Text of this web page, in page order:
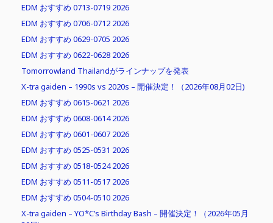
EDM おすすめ 0713-0719 2026
EDM おすすめ 0706-0712 2026
EDM おすすめ 0629-0705 2026
EDM おすすめ 0622-0628 2026
Tomorrowland Thailandがラインナップを発表
X-tra gaiden – 1990s vs 2020s – 開催決定！（2026年08月02日)
EDM おすすめ 0615-0621 2026
EDM おすすめ 0608-0614 2026
EDM おすすめ 0601-0607 2026
EDM おすすめ 0525-0531 2026
EDM おすすめ 0518-0524 2026
EDM おすすめ 0511-0517 2026
EDM おすすめ 0504-0510 2026
X-tra gaiden – YO*C’s Birthday Bash – 開催決定！（2026年05月